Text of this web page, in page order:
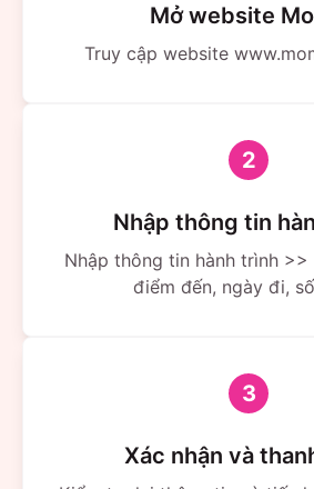
Mở website
Truy cập website
2
Nhập thông tin
Nhập thông tin hành trình
điểm đến, ngày đi,
3
Xác nhận và